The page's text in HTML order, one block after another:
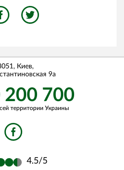
, Киев,
9a
200 700
территории Украины
4.5/5